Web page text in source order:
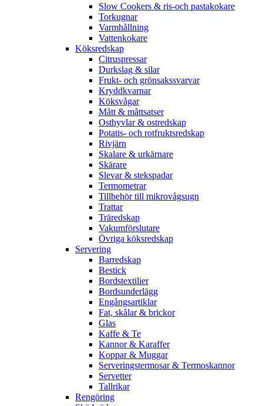
Slow Cookers & ris-och pastakokare
Torkugnar
Varmhållning
Vattenkokare
Köksredskap
Citruspressar
Durkslag & silar
Frukt- och grönsakssvarvar
Kryddkvarnar
Köksvågar
Mått & måttsatser
Osthyvlar & ostredskap
Potatis- och rotfruktsredskap
Rivjärn
Skalare & urkärnare
Skärare
Slevar & stekspadar
Termometrar
Tillbehör till mikrovågsugn
Trattar
Träredskap
Vakumförslutare
Övriga köksredskap
Servering
Barredskap
Bestick
Bordstextilier
Bordsunderlägg
Engångsartiklar
Fat, skålar & brickor
Glas
Kaffe & Te
Kannor & Karaffer
Koppar & Muggar
Serveringstermosar & Termoskannor
Servetter
Tallrikar
Rengöring